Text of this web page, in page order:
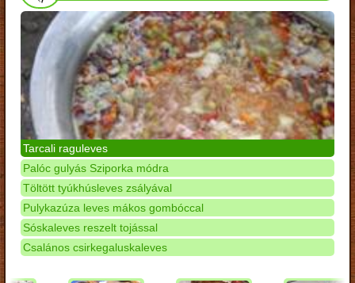
Tarcali raguleves
Palóc gulyás Sziporka módra
Töltött tyúkhúsleves zsályával
Pulykazúza leves mákos gombóccal
Sóskaleves reszelt tojással
Csalános csirkegaluskaleves